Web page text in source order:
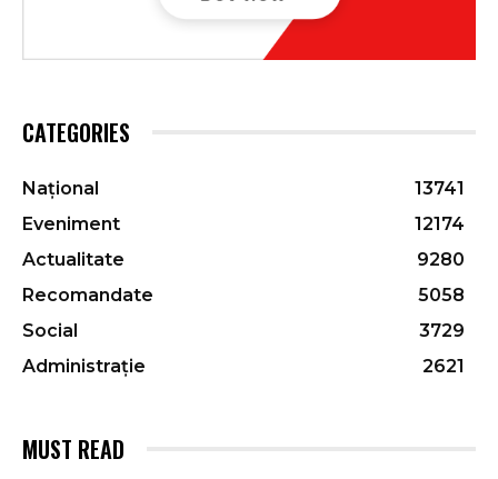
CATEGORIES
Național
13741
Eveniment
12174
Actualitate
9280
Recomandate
5058
Social
3729
Administrație
2621
MUST READ